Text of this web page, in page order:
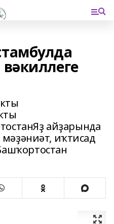
айҙарында
мәҙәниәт, иҡтисад